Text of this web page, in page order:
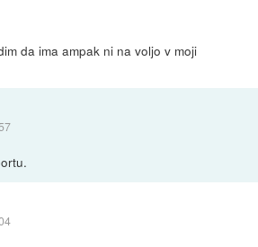
da ima ampak ni na voljo v moji